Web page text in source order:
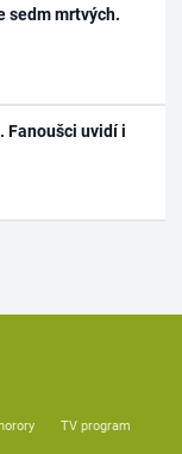
sedm mrtvých.
Fanoušci uvidí i
TV program